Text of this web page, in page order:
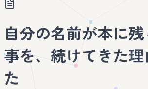
自分の名前が本に
事を、続けてきた理
た